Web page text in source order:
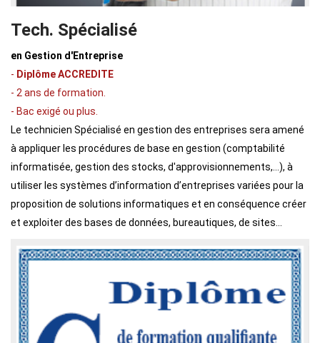
Tech. Spécialisé
en Gestion d'Entreprise
- Diplôme ACCREDITE
- 2 ans de formation.
- Bac exigé ou plus.
Le technicien Spécialisé en gestion des entreprises sera amené
à appliquer les procédures de base en gestion (comptabilité
informatisée, gestion des stocks, d'approvisionnements,…), à
utiliser les systèmes d’information d’entreprises variées pour la
proposition de solutions informatiques et en conséquence créer
et exploiter des bases de données, bureautiques, de sites...